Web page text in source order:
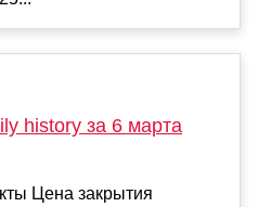
history за 6 марта
Цена закрытия